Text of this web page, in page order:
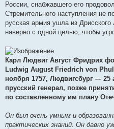
России, снабжавшего его
Стремительного наступления не
русская армия ушла из
наверно с одной целью, чтобы
Карл Людвиг Август Фридрих
Ludwig August Friedrich von
ноября 1757, Людвигсбург — 25
прусский генерал, позже
по составленному им плану
Он был очень умным и
практических знаний. Он давно